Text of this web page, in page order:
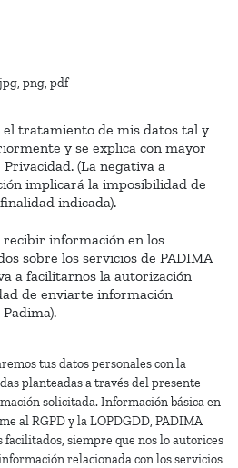
png, pdf
el tratamiento de mis datos tal y
y se explica con mayor
(La negativa a
implicará la imposibilidad de
indicada).
recibir información en los
sobre los servicios de PADIMA
a facilitarnos la autorización
de enviarte información
tus datos personales con la
planteadas a través del presente
solicitada. Información básica en
al RGPD y la LOPDGDD, PADIMA
facilitados, siempre que nos lo autorices
relacionada con los servicios